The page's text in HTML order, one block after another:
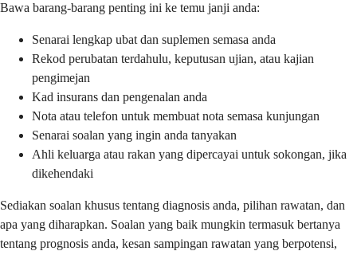
Bawa barang-barang penting ini ke temu janji anda:
Senarai lengkap ubat dan suplemen semasa anda
Rekod perubatan terdahulu, keputusan ujian, atau kajian
pengimejan
Kad insurans dan pengenalan anda
Nota atau telefon untuk membuat nota semasa kunjungan
Senarai soalan yang ingin anda tanyakan
Ahli keluarga atau rakan yang dipercayai untuk sokongan, jika
dikehendaki
Sediakan soalan khusus tentang diagnosis anda, pilihan rawatan, dan
apa yang diharapkan. Soalan yang baik mungkin termasuk bertanya
tentang prognosis anda, kesan sampingan rawatan yang berpotensi,